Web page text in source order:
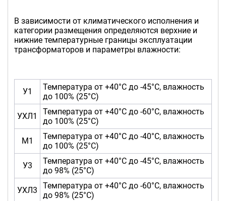
В зависимости от климатического исполнения и
категории размещения определяются верхние и
нижние температурные границы эксплуатации
трансформаторов и параметры влажности:
У1
Температура от +40°С до -45°С, влажность
до 100% (25°С)
УХЛ1
Температура от +40°С до -60°С, влажность
до 100% (25°С)
М1
Температура от +40°С до -40°С, влажность
до 100% (25°С)
У3
Температура от +40°С до -45°С, влажность
до 98% (25°С)
УХЛ3
Температура от +40°С до -60°С, влажность
до 98% (25°С)